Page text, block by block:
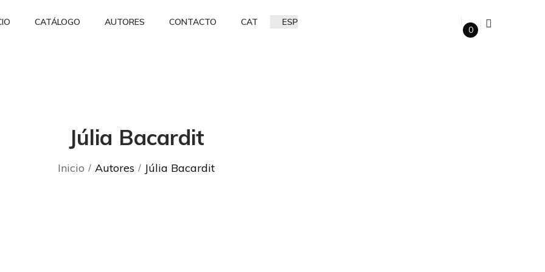
CATÁLOGO AUTORES CONTACTO CAT ESP
0
Júlia Bacardit
Inicio Autores Júlia Bacardit